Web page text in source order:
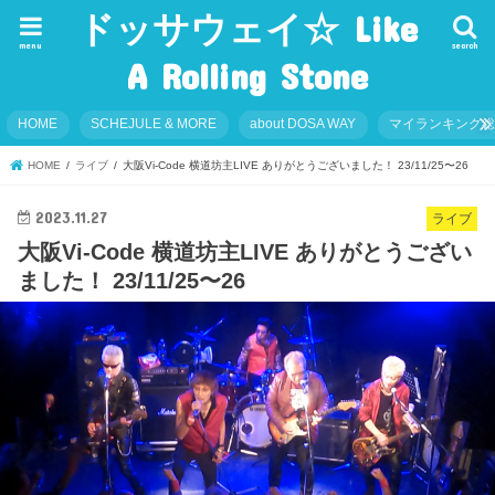
ドッサウェイ☆ Like
A Rolling Stone
search
menu
HOME SCHEJULE & MORE about DOSA WAY マイランキング
HOME ライブ 大阪Vi-Code 横道坊主LIVE ありがとうございました！ 23/11/25〜26
ライブ
2023.11.27
大阪Vi-Code 横道坊主LIVE ありがとうござい
ました！ 23/11/25〜26